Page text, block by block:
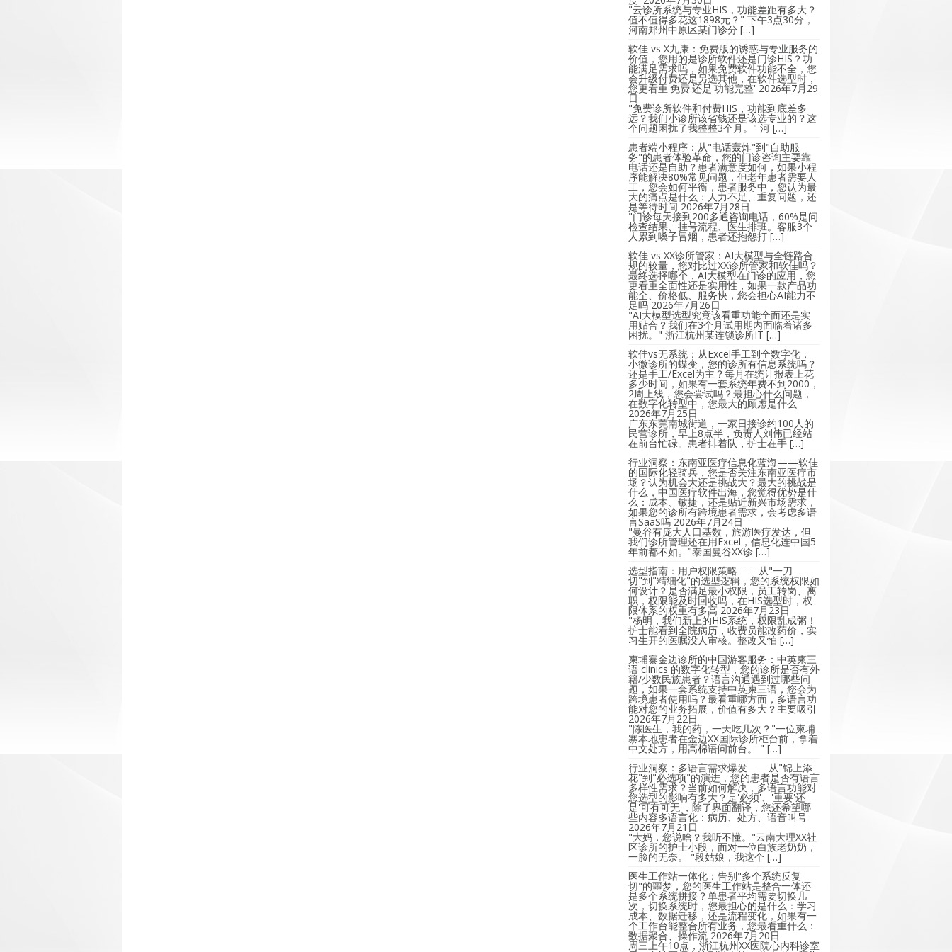
"云诊所系统与专业HIS，功能差距有多大？
值不值得多花这1898元？" 下午3点30分，
河南郑州中原区某门诊分 […]
软佳 vs X九康：免费版的诱惑与专业服务的
价值，您用的是诊所软件还是门诊HIS？功
能满足需求吗，如果免费软件功能不全，您
会升级付费还是另选其他，在软件选型时，
您更看重'免费'还是'功能完整' 2026年7月29
日
"免费诊所软件和付费HIS，功能到底差多
远？我们小诊所该省钱还是该选专业的？这
个问题困扰了我整整3个月。" 河 […]
患者端小程序：从"电话轰炸"到"自助服
务"的患者体验革命，您的门诊咨询主要靠
电话还是自助？患者满意度如何，如果小程
序能解决80%常见问题，但老年患者需要人
工，您会如何平衡，患者服务中，您认为最
大的痛点是什么：人力不足、重复问题，还
是等待时间 2026年7月28日
"门诊每天接到200多通咨询电话，60%是问
检查结果、挂号流程、医生排班。客服3个
人累到嗓子冒烟，患者还抱怨打 […]
软佳 vs XX诊所管家：AI大模型与全链路合
规的较量，您对比过XX诊所管家和软佳吗？
最终选择哪个，AI大模型在门诊的应用，您
更看重全面性还是实用性，如果一款产品功
能全、价格低、服务快，您会担心AI能力不
足吗 2026年7月26日
"AI大模型选型究竟该看重功能全面还是实
用贴合？我们在3个月试用期内面临着诸多
困扰。" 浙江杭州某连锁诊所IT […]
软佳vs无系统：从Excel手工到全数字化，
小微诊所的蝶变，您的诊所有信息系统吗？
还是手工/Excel为主？每月在统计报表上花
多少时间，如果有一套系统年费不到2000，
2周上线，您会尝试吗？最担心什么问题，
在数字化转型中，您最大的顾虑是什么
2026年7月25日
广东东莞南城街道，一家日接诊约100人的
民营诊所，早上8点半，负责人刘伟已经站
在前台忙碌。患者排着队，护士在手 […]
行业洞察：东南亚医疗信息化蓝海——软佳
的国际化轻骑兵，您是否关注东南亚医疗市
场？认为机会大还是挑战大？最大的挑战是
什么，中国医疗软件出海，您觉得优势是什
么：成本、敏捷，还是贴近新兴市场需求，
如果您的诊所有跨境患者需求，会考虑多语
言SaaS吗 2026年7月24日
"曼谷有庞大人口基数，旅游医疗发达，但
我们诊所管理还在用Excel，信息化连中国5
年前都不如。"泰国曼谷XX诊 […]
选型指南：用户权限策略——从"一刀
切"到"精细化"的选型逻辑，您的系统权限如
何设计？是否满足最小权限，员工转岗、离
职，权限能及时回收吗，在HIS选型时，权
限体系的权重有多高 2026年7月23日
"杨明，我们新上的HIS系统，权限乱成粥！
护士能看到全院病历，收费员能改药价，实
习生开的医嘱没人审核。整改又怕 […]
柬埔寨金边诊所的中国游客服务：中英柬三
语 clinics 的数字化转型，您的诊所是否有外
籍/少数民族患者？语言沟通遇到过哪些问
题，如果一套系统支持中英柬三语，您会为
跨境患者使用吗？最看重哪方面，多语言功
能对您的业务拓展，价值有多大？主要吸引
2026年7月22日
"陈医生，我的药，一天吃几次？"一位柬埔
寨本地患者在金边XX国际诊所柜台前，拿着
中文处方，用高棉语问前台。 " […]
行业洞察：多语言需求爆发——从"锦上添
花"到"必选项"的演进，您的患者是否有语言
多样性需求？当前如何解决，多语言功能对
您选型的影响有多大？是'必须'、'重要'还
是'可有可无'，除了界面翻译，您还希望哪
些内容多语言化：病历、处方、语音叫号
2026年7月21日
"大妈，您说啥？我听不懂。"云南大理XX社
区诊所的护士小段，面对一位白族老奶奶，
一脸的无奈。 "段姑娘，我这个 […]
医生工作站一体化：告别"多个系统反复
切"的噩梦，您的医生工作站是整合一体还
是多个系统拼接？单患者平均需要切换几
次，切换系统时，您最担心的是什么：学习
成本、数据迁移，还是流程变化，如果有一
个工作台能整合所有业务，您最看重什么：
数据聚合、操作流 2026年7月20日
周三上午10点，浙江杭州XX医院心内科诊室